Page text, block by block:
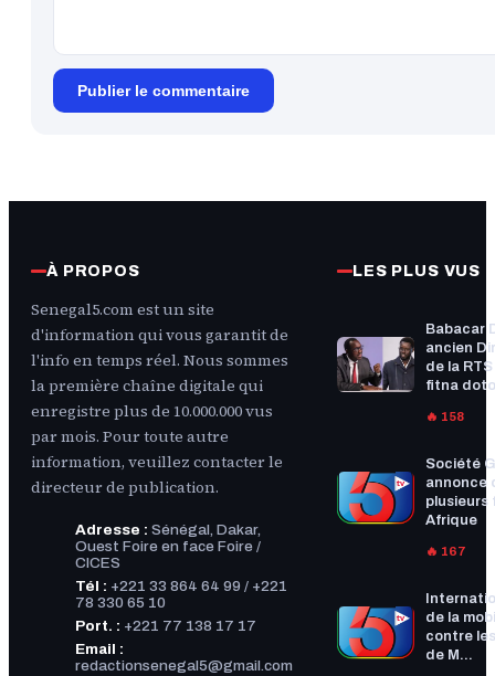
Publier le commentaire
À PROPOS
Senegal5.com est un site
d'information qui vous garantit de
l'info en temps réel. Nous sommes
la première chaîne digitale qui
enregistre plus de 10.000.000 vus
par mois. Pour toute autre
information, veuillez contacter le
directeur de publication.
Adresse : Sénégal, Dakar,
Ouest Foire en face Foire /
CICES
Tél : +221 33 864 64 99 / +221
78 330 65 10
Port. : +221 77 138 17 17
Email :
redactionsenegal5@gmail.com
LES PLUS VUS
Babacar
ancien
de la RTS
fitna
🔥 158
Société
annonce
plusieurs
Afrique
🔥 167
de la
contre
de M...